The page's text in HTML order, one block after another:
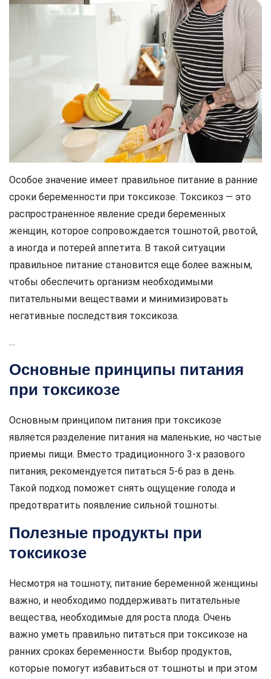
Особое значение имеет правильное питание в ранние
сроки беременности при токсикозе. Токсикоз — это
распространенное явление среди беременных
женщин, которое сопровождается тошнотой, рвотой,
а иногда и потерей аппетита. В такой ситуации
правильное питание становится еще более важным,
чтобы обеспечить организм необходимыми
питательными веществами и минимизировать
негативные последствия токсикоза.
…
Основные принципы питания
при токсикозе
Основным принципом питания при токсикозе
является разделение питания на маленькие, но частые
приемы пищи. Вместо традиционного 3-х разового
питания, рекомендуется питаться 5-6 раз в день.
Такой подход поможет снять ощущение голода и
предотвратить появление сильной тошноты.
Полезные продукты при
токсикозе
Несмотря на тошноту, питание беременной женщины
важно, и необходимо поддерживать питательные
вещества, необходимые для роста плода. Очень
важно уметь правильно питаться при токсикозе на
ранних сроках беременности. Выбор продуктов,
которые помогут избавиться от тошноты и при этом